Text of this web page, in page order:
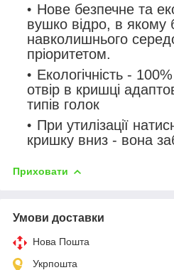
Нове безпечне та
вушко відро, в якому
навколишнього
пріоритетом.
Екологічність -
отвір в кришці
типів голок
При утилізації
кришку вниз - вона
Приховати
Умови доставки
Нова Пошта
Укрпошта